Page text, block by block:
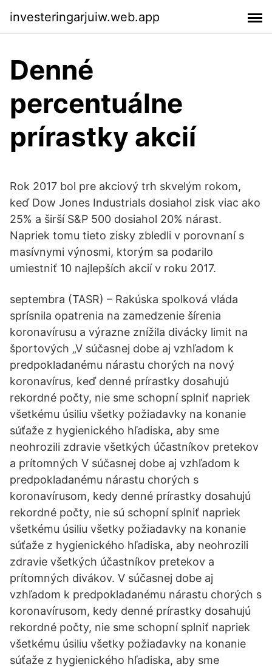
investeringarjuiw.web.app
Denné
percentuálne
prírastky akcií
Rok 2017 bol pre akciový trh skvelým rokom,
keď Dow Jones Industrials dosiahol zisk viac ako
25% a širší S&P 500 dosiahol 20% nárast.
Napriek tomu tieto zisky zbledli v porovnaní s
masívnymi výnosmi, ktorým sa podarilo
umiestniť 10 najlepších akcií v roku 2017.
septembra (TASR) – Rakúska spolková vláda
sprísnila opatrenia na zamedzenie šírenia
koronavírusu a výrazne znížila divácky limit na
športových „V súčasnej dobe aj vzhľadom k
predpokladanému nárastu chorých na nový
koronavírus, keď denné prírastky dosahujú
rekordné počty, nie sme schopní splniť napriek
všetkému úsiliu všetky požiadavky na konanie
súťaže z hygienického hľadiska, aby sme
neohrozili zdravie všetkých účastníkov pretekov
a prítomných V súčasnej dobe aj vzhľadom k
predpokladanému nárastu chorých s
koronavírusom, kedy denné prírastky dosahujú
rekordné počty, nie sú schopní splniť napriek
všetkému úsiliu všetky požiadavky na konanie
súťaže z hygienického hľadiska, aby neohrozili
zdravie všetkých účastníkov pretekov a
prítomných divákov. V súčasnej dobe aj
vzhľadom k predpokladanému nárastu chorých s
koronavírusom, kedy denné prírastky dosahujú
rekordné počty, nie sme schopní splniť napriek
všetkému úsiliu všetky požiadavky na konanie
súťaže z hygienického hľadiska, aby sme